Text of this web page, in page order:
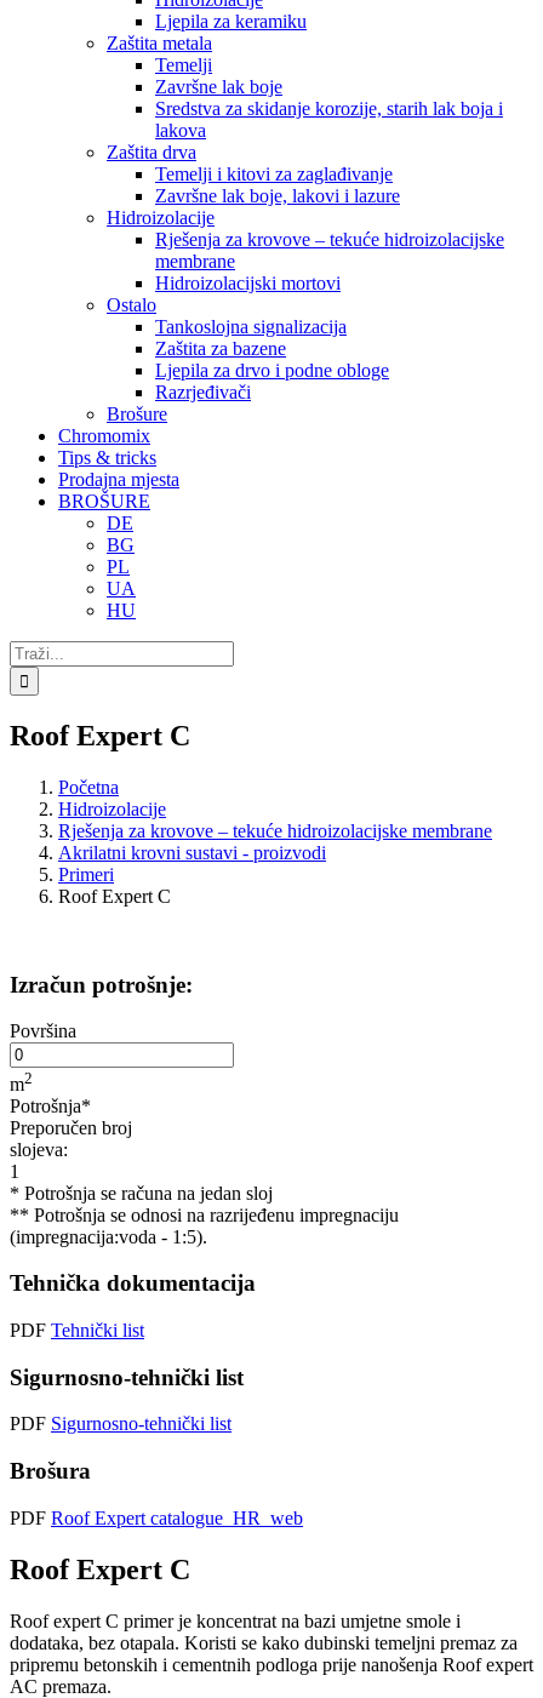
Ljepila za keramiku
Zaštita metala
Temelji
Završne lak boje
Sredstva za skidanje korozije, starih lak boja i
lakova
Zaštita drva
Temelji i kitovi za zaglađivanje
Završne lak boje, lakovi i lazure
Hidroizolacije
Rješenja za krovove – tekuće hidroizolacijske
membrane
Hidroizolacijski mortovi
Ostalo
Tankoslojna signalizacija
Zaštita za bazene
Ljepila za drvo i podne obloge
Razrjeđivači
Brošure
Chromomix
Tips & tricks
Prodajna mjesta
BROŠURE
DE
BG
PL
UA
HU
Traži...
Roof Expert C
Početna
Hidroizolacije
Rješenja za krovove – tekuće hidroizolacijske membrane
Akrilatni krovni sustavi - proizvodi
Primeri
Roof Expert C
Izračun potrošnje:
Površina
m2
Potrošnja*
Preporučen broj
slojeva:
1
* Potrošnja se računa na jedan sloj
** Potrošnja se odnosi na razrijeđenu impregnaciju
(impregnacija:voda - 1:5).
Tehnička dokumentacija
PDF Tehnički list
Sigurnosno-tehnički list
PDF Sigurnosno-tehnički list
Brošura
PDF Roof Expert catalogue_HR_web
Roof Expert C
Roof expert C primer je koncentrat na bazi umjetne smole i
dodataka, bez otapala. Koristi se kako dubinski temeljni premaz za
pripremu betonskih i cementnih podloga prije nanošenja Roof expert
AC premaza.